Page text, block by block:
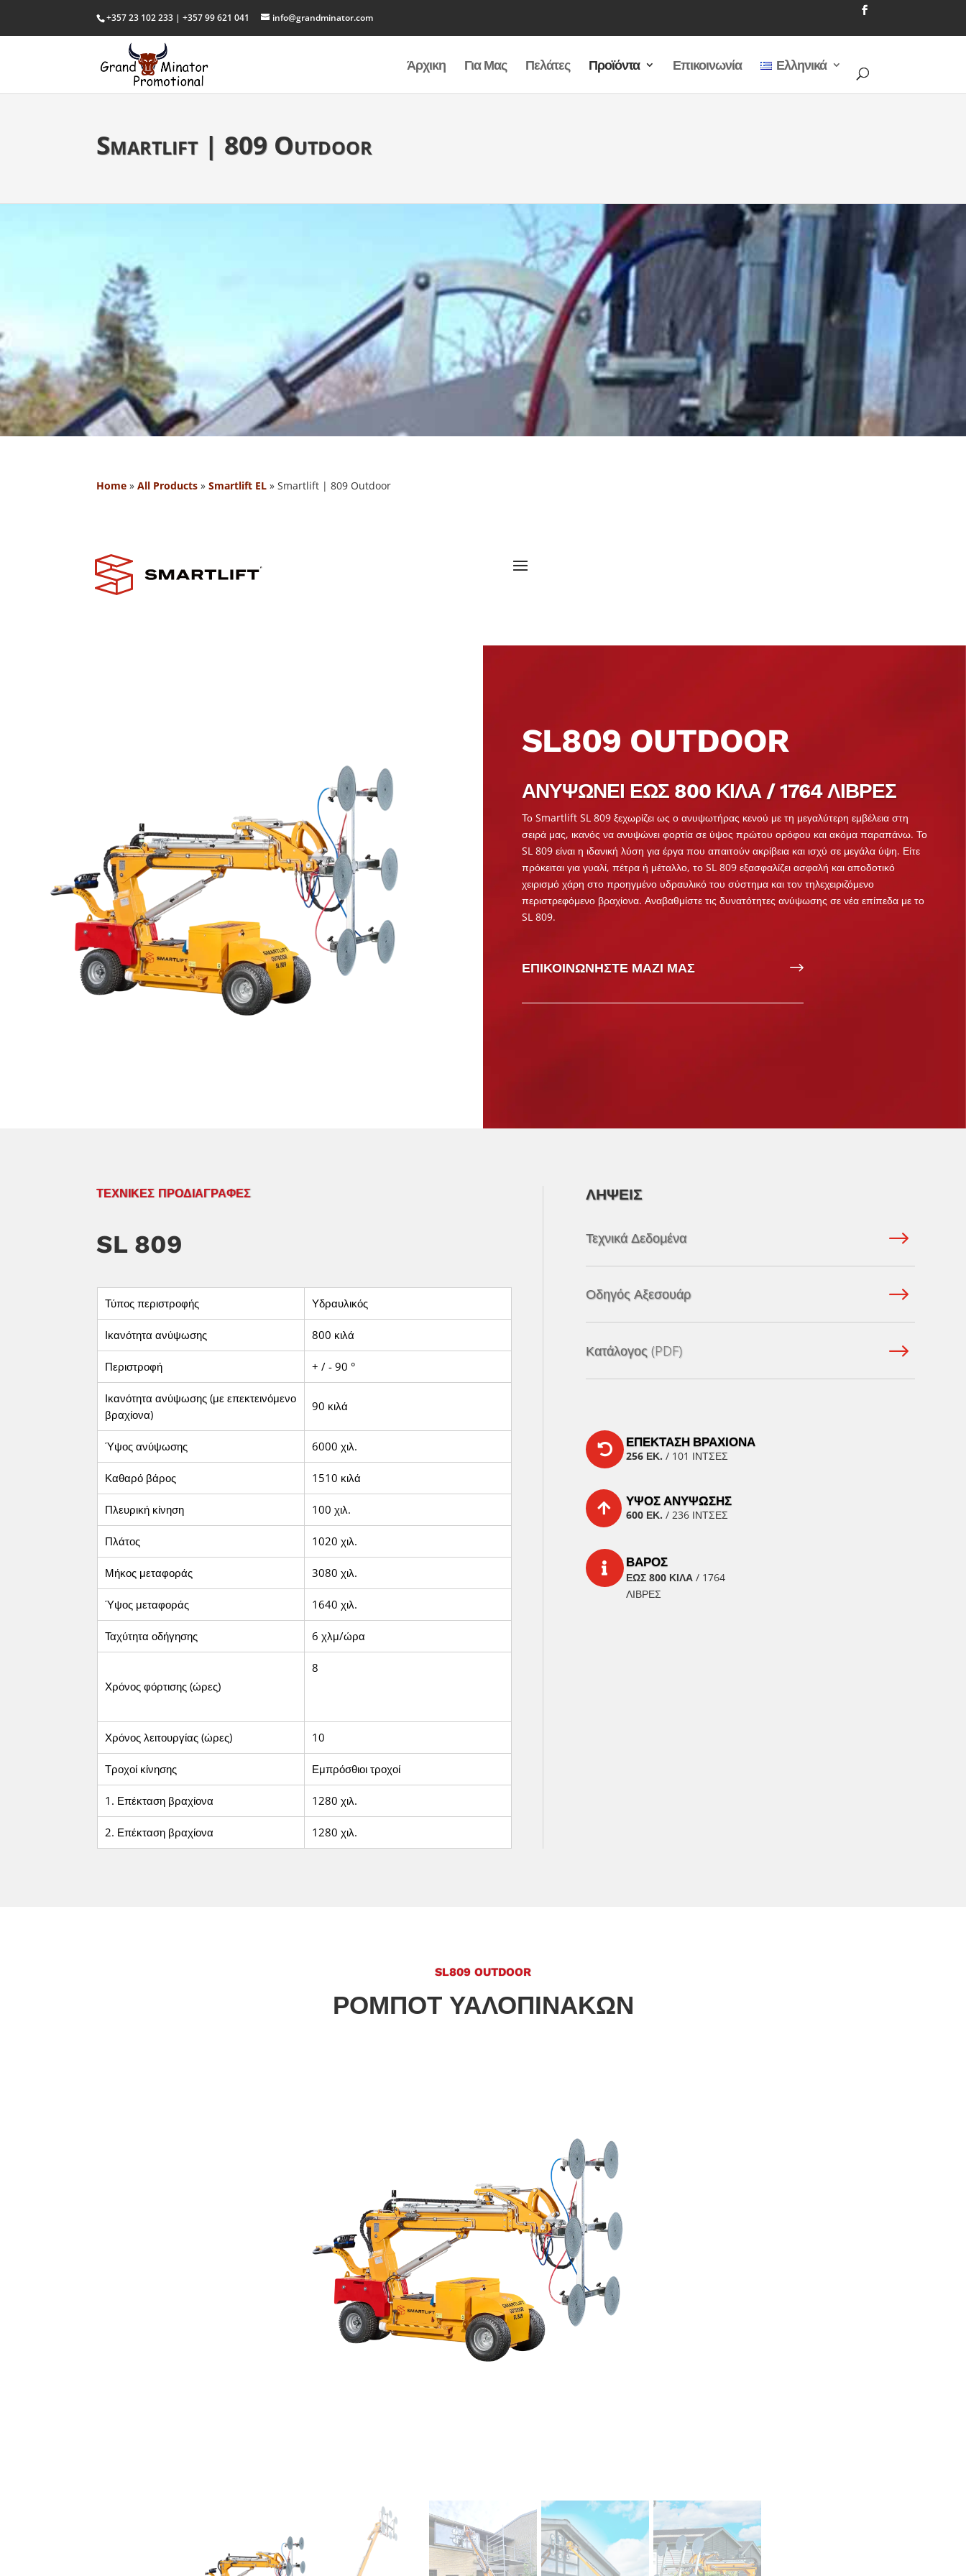
+357 23 102 233 | +357 99 621 041 info@grandminator.com
Άρχικη Για Μας Πελάτες Προϊόντα Επικοινωνία Ελληνικά
Smartlift | 809 Outdoor
Home »All Products »Smartlift EL »Smartlift | 809 Outdoor
SL809 OUTDOOR
ΑΝΥΨΏΝΕΙ ΈΩΣ 800 ΚΙΛΆ / 1764 ΛΊΒΡΕΣ
Το Smartlift SL 809 ξεχωρίζει ως ο ανυψωτήρας κενού με τη μεγαλύτερη εμβέλεια στη
σειρά μας, ικανός να ανυψώνει φορτία σε ύψος πρώτου ορόφου και ακόμα παραπάνω. Το
SL 809 είναι η ιδανική λύση για έργα που απαιτούν ακρίβεια και ισχύ σε μεγάλα ύψη. Είτε
πρόκειται για γυαλί, πέτρα ή μέταλλο, το SL 809 εξασφαλίζει ασφαλή και αποδοτικό
χειρισμό χάρη στο προηγμένο υδραυλικό του σύστημα και τον τηλεχειριζόμενο
περιστρεφόμενο βραχίονα. Αναβαθμίστε τις δυνατότητες ανύψωσης σε νέα επίπεδα με το
SL 809.
ΕΠΙΚΟΙΝΩΝΉΣΤΕ ΜΑΖΊ ΜΑΣ
ΤΕΧΝΙΚΈΣ ΠΡΟΔΙΑΓΡΑΦΈΣ
SL 809
Τύπος περιστροφής Υδραυλικός
Ικανότητα ανύψωσης 800 κιλά
Περιστροφή + / - 90 °
Ικανότητα ανύψωσης (με επεκτεινόμενο
βραχίονα)
90 κιλά
Ύψος ανύψωσης 6000 χιλ.
Καθαρό βάρος 1510 κιλά
Πλευρική κίνηση 100 χιλ.
Πλάτος 1020 χιλ.
Μήκος μεταφοράς 3080 χιλ.
Ύψος μεταφοράς 1640 χιλ.
Ταχύτητα οδήγησης 6 χλμ/ώρα
Χρόνος φόρτισης (ώρες)
8
Χρόνος λειτουργίας (ώρες) 10
Τροχοί κίνησης Εμπρόσθιοι τροχοί
1. Επέκταση βραχίονα 1280 χιλ.
2. Επέκταση βραχίονα 1280 χιλ.
ΛΉΨΕΙΣ
Τεχνικά Δεδομένα
Οδηγός Αξεσουάρ
Κατάλογος (PDF)
 ΕΠΈΚΤΑΣΗ ΒΡΑΧΊΟΝΑ
256 ΕΚ. / 101 ΊΝΤΣΕΣ
 ΎΨΟΣ ΑΝΎΨΩΣΗΣ
600 ΕΚ. / 236 ΊΝΤΣΕΣ
 ΒΆΡΟΣ
ΈΩΣ 800 ΚΙΛΆ/ 1764
ΛΊΒΡΕΣ
SL809 OUTDOOR
ΡΟΜΠΌΤ ΥΑΛΟΠΙΝΆΚΩΝ